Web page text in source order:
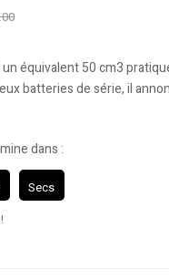
équivalent 50 cm3
batteries de série, il
dans :
Secs